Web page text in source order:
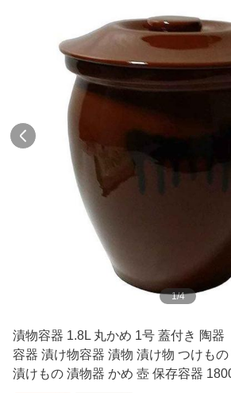
1/4
漬物容器 1.8L 丸かめ 1号 蓋付き 陶器
容器 漬け物容器 漬物 漬け物 つけも
漬けもの 漬物器 かめ 壺 保存容器